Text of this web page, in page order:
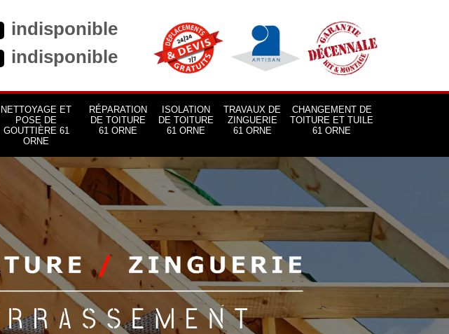
indisponible
indisponible
NETTOYAGE ET
POSE DE
GOUTTIÈRE 61
ORNE
RÉPARATION
DE TOITURE
61 ORNE
ISOLATION
DE TOITURE
61 ORNE
TRAVAUX DE
ZINGUERIE
61 ORNE
CHANGEMENT DE
TOITURE ET TUILE
61 ORNE